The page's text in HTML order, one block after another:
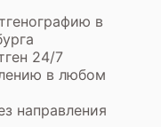
в
24/7
в любом
направления